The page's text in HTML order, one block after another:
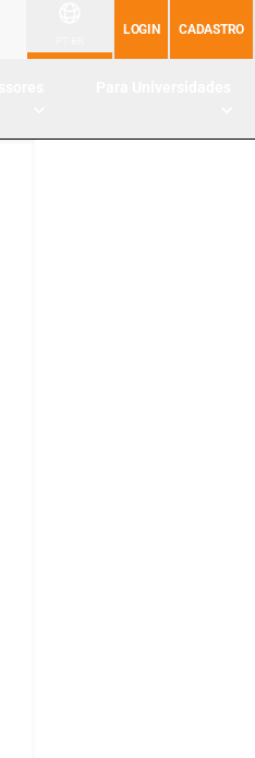
LOGIN CADASTRO